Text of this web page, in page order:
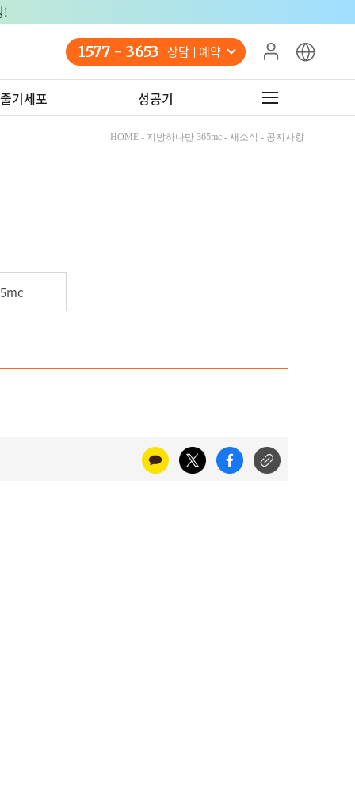
!
1577 - 3653 상담 예약
기세포 성공기
HOME - 지방하나만 365mc - 새소식 - 공지사항